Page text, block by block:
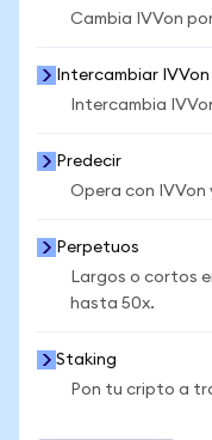
Cambia IVVon
Intercambiar IVVon
Intercambia
Predecir
Opera con
Perpetuos
Largos o cortos
hasta 50x.
Staking
Pon tu cripto a